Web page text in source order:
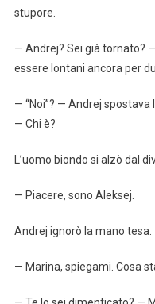
stupore.
— Andrej? Sei già tornato?
essere lontani ancora per
— “Noi”? — Andrej spostava
— Chi è?
L’uomo biondo si alzò dal
— Piacere, sono Aleksej.
Andrej ignorò la mano tesa.
— Marina, spiegami. Cosa